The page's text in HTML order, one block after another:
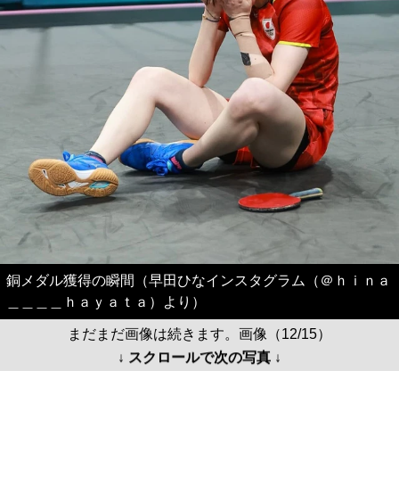
銅メダル獲得の瞬間（早田ひなインスタグラム（＠ｈｉｎａ
＿＿＿＿ｈａｙａｔａ）より）
まだまだ画像は続きます。画像（12/15）
↓ スクロールで次の写真 ↓